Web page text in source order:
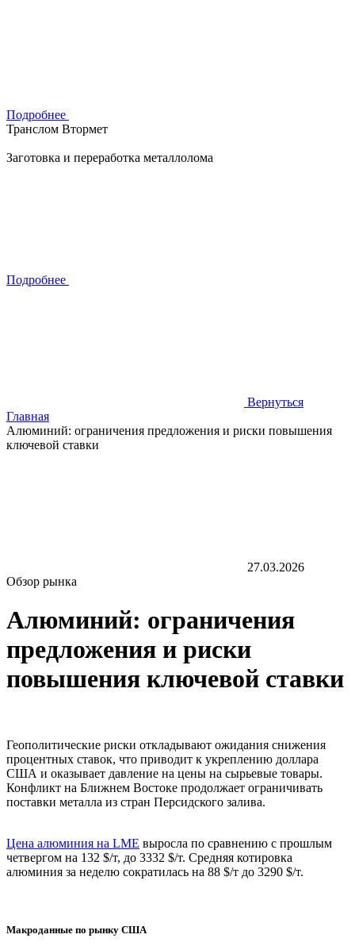
Подробнее
Транслом Втормет
Заготовка и переработка металлолома
Подробнее
Вернуться
Главная
Алюминий: ограничения предложения и риски повышения
ключевой ставки
27.03.2026
Обзор рынка
Алюминий: ограничения
предложения и риски
повышения ключевой ставки
Геополитические риски откладывают ожидания снижения
процентных ставок, что приводит к укреплению доллара
США и оказывает давление на цены на сырьевые товары.
Конфликт на Ближнем Востоке продолжает ограничивать
поставки металла из стран Персидского залива.
Цена алюминия на LME выросла по сравнению с прошлым
четвергом на 132 $/т, до 3332 $/т. Средняя котировка
алюминия за неделю сократилась на 88 $/т до 3290 $/т.
Макроданные по рынку США